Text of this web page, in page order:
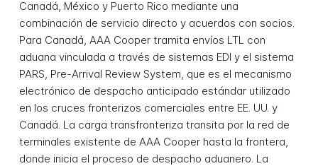
Canadá, México y Puerto Rico mediante una
combinación de servicio directo y acuerdos con socios.
Para Canadá, AAA Cooper tramita envíos LTL con
aduana vinculada a través de sistemas EDI y el sistema
PARS, Pre-Arrival Review System, que es el mecanismo
electrónico de despacho anticipado estándar utilizado
en los cruces fronterizos comerciales entre EE. UU. y
Canadá. La carga transfronteriza transita por la red de
terminales existente de AAA Cooper hasta la frontera,
donde inicia el proceso de despacho aduanero. La